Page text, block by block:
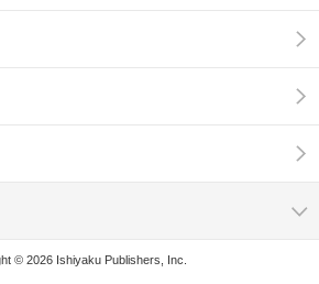
© 2026 Ishiyaku Publishers, Inc.